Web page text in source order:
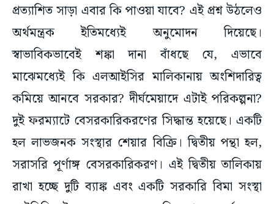
প্রত্যাশিত সাড়া এবার কি পাওয়া যাবে? এই প্রশ্ন উঠলেও
অর্থমন্ত্রক ইতিমধ্যেই অনুমোদন দিয়েছে।
স্বাভাবিকভাবেই শঙ্কা দানা বাঁধছে যে, এভাবে
মাঝেমধ্যেই কি এলআইসির মালিকানায় অংশিদারিত্ব
কমিয়ে আনবে সরকার? দীর্ঘমেয়াদে এটাই পরিকল্পনা?
দুই ফরম্যাটে বেসরকারিকরণের সিদ্ধান্ত হয়েছে। একটি
হল লাভজনক সংস্থার শেয়ার বিক্রি। দ্বিতীয় পন্থা হল,
সরাসরি পূর্ণাঙ্গ বেসরকারিকরণ। এই দ্বিতীয় তালিকায়
রাখা হচ্ছে দুটি ব্যাঙ্ক এবং একটি সরকারি বিমা সংস্থা